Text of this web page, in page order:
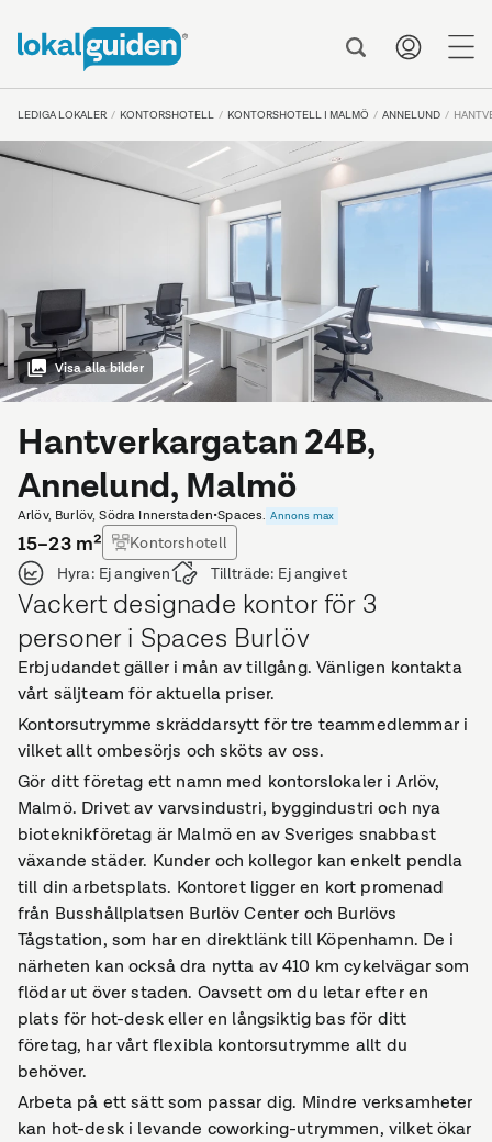
LEDIGA LOKALER KONTORSHOTELL KONTORSHOTELL I MALMÖ ANNELUND
Visa alla bilder
Hantverkargatan 24B,
Annelund, Malmö
Arlöv, Burlöv, Södra Innerstaden•Spaces. Annons max
15–23m²
Kontorshotell
Hyra: Ej angiven Tillträde: Ej angivet
Vackert designade kontor för 3
personer i Spaces Burlöv
Erbjudandet gäller i mån av tillgång. Vänligen kontakta
vårt säljteam för aktuella priser.
Kontorsutrymme skräddarsytt för tre teammedlemmar i
vilket allt ombesörjs och sköts av oss.
Gör ditt företag ett namn med kontorslokaler i Arlöv,
Malmö. Drivet av varvsindustri, byggindustri och nya
bioteknikföretag är Malmö en av Sveriges snabbast
växande städer. Kunder och kollegor kan enkelt pendla
till din arbetsplats. Kontoret ligger en kort promenad
från Busshållplatsen Burlöv Center och Burlövs
Tågstation, som har en direktlänk till Köpenhamn. De i
närheten kan också dra nytta av 410 km cykelvägar som
flödar ut över staden. Oavsett om du letar efter en
plats för hot-desk eller en långsiktig bas för ditt
företag, har vårt flexibla kontorsutrymme allt du
behöver.
Arbeta på ett sätt som passar dig. Mindre verksamheter
kan hot-desk i levande coworking-utrymmen, vilket ökar